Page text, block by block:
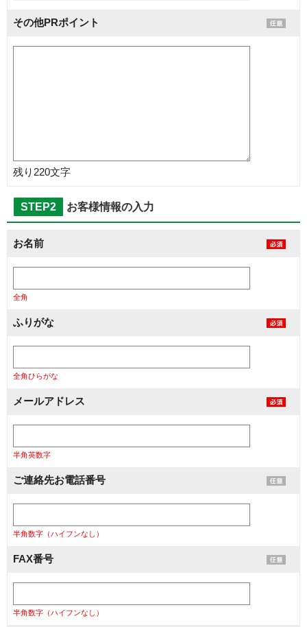
その他PRポイント
残り 220文字
STEP2 お客様情報の入力
お名前
全角
ふりがな
全角ひらがな
メールアドレス
半角英数字
ご連絡先お電話番号
半角数字（ハイフンなし）
FAX番号
半角数字（ハイフンなし）